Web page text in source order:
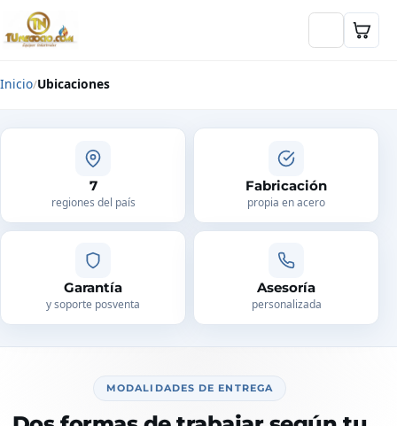
Inicio Ubicaciones
Ubicaciones y cobertura
7
regiones del país
Fabricación
propia en acero
Garantía
y soporte posventa
Asesoría
personalizada
MODALIDADES DE ENTREGA